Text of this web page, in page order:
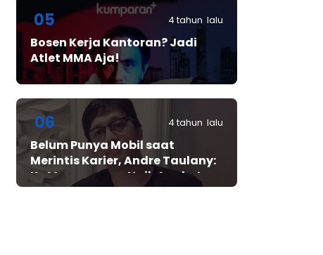
05 4 tahun lalu
Bosen Kerja Kantoran? Jadi
Atlet MMA Aja!
06 4 tahun lalu
Belum Punya Mobil saat
Merintis Karier, Andre Taulany:
Ke Mana-mana Naik Angkot